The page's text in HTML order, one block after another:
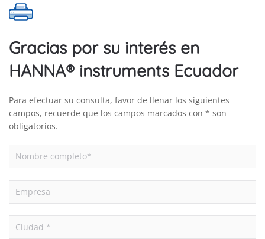
cantidad
Gracias por su interés en
HANNA® instruments Ecuador
Para efectuar su consulta, favor de llenar los siguientes
campos, recuerde que los campos marcados con * son
obligatorios.